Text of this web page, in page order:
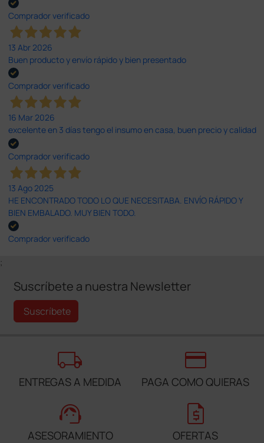
Comprador verificado
13 Abr 2026
Buen producto y envío rápido y bien presentado
Comprador verificado
16 Mar 2026
excelente en 3 días tengo el insumo en casa, buen precio y calidad
Comprador verificado
13 Ago 2025
HE ENCONTRADO TODO LO QUE NECESITABA. ENVÍO RÁPIDO Y
BIEN EMBALADO. MUY BIEN TODO.
Comprador verificado
;
Suscríbete a nuestra Newsletter
Suscríbete
local_shipping
ENTREGAS A MEDIDA
credit_card
PAGA COMO QUIERAS
support_agent
ASESORAMIENTO
request_quote
OFERTAS